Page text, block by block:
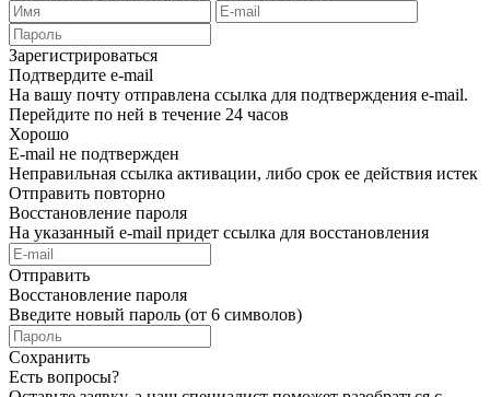
Зарегистрироваться
Подтвердите e-mail
На вашу почту отправлена ссылка для подтверждения e-mail.
Перейдите по ней в течение 24 часов
Хорошо
E-mail не подтвержден
Неправильная ссылка активации, либо срок ее действия истек
Отправить повторно
Восстановление пароля
На указанный e-mail придет ссылка для восстановления
Отправить
Восстановление пароля
Введите новый пароль (от 6 символов)
Сохранить
Есть вопросы?